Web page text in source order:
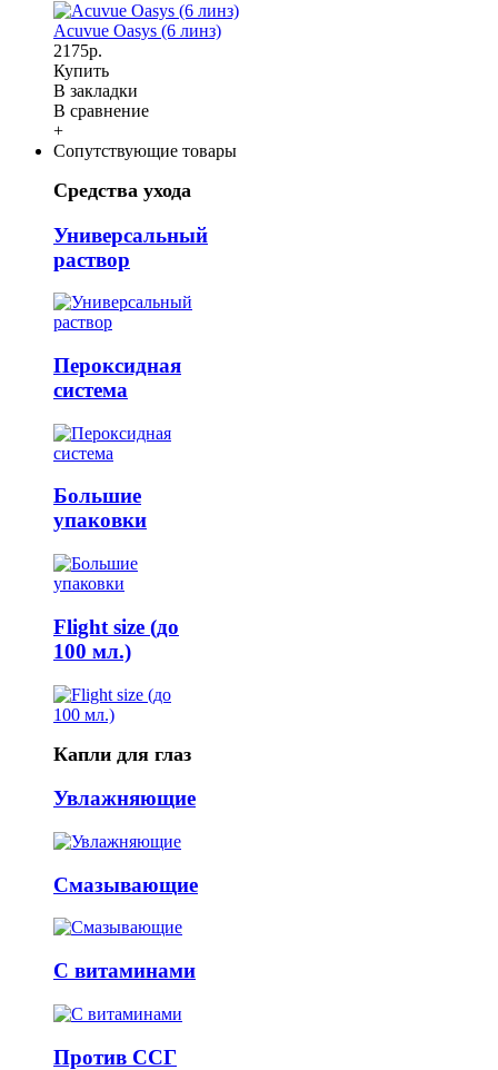
Acuvue Oasys (6 линз)
2175р.
Купить
В закладки
В сравнение
+
Сопутствующие товары
Средства ухода
Универсальный
раствор
Пероксидная
система
Большие
упаковки
Flight size (до
100 мл.)
Капли для глаз
Увлажняющие
Смазывающие
С витаминами
Против ССГ